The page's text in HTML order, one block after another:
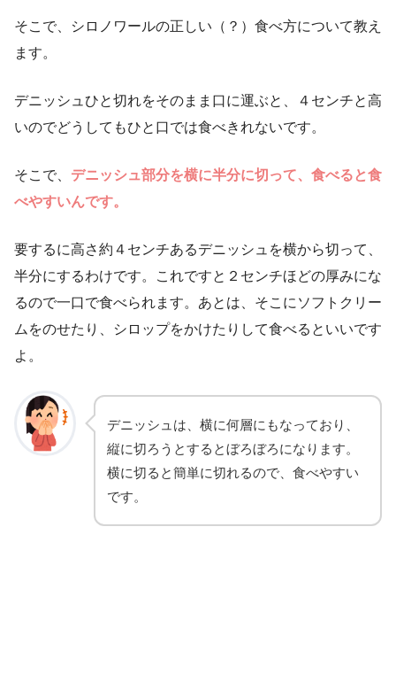
そこで、シロノワールの正しい（？）食べ方について教え
ます。
デニッシュひと切れをそのまま口に運ぶと、４センチと高
いのでどうしてもひと口では食べきれないです。
そこで、 デニッシュ部分を横に半分に切って、食べると食
べやすいんです。
要するに高さ約４センチあるデニッシュを横から切って、
半分にするわけです。これですと２センチほどの厚みにな
るので一口で食べられます。あとは、そこにソフトクリー
ムをのせたり、シロップをかけたりして食べるといいです
よ。
デニッシュは、横に何層にもなっており、
縦に切ろうとするとぼろぼろになります。
横に切ると簡単に切れるので、食べやすい
です。